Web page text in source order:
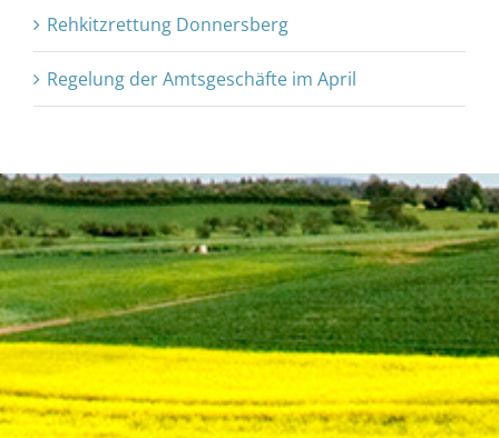
Rehkitzrettung Donnersberg
Regelung der Amtsgeschäfte im April